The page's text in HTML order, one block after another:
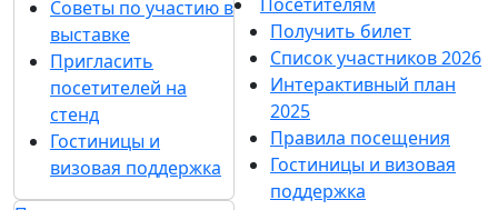
Советы по участию в
выставке
Пригласить
посетителей на
стенд
Гостиницы и
визовая поддержка
Получить билет
Список участников 2026
Интерактивный план
2025
Правила посещения
Гостиницы и визовая
поддержка